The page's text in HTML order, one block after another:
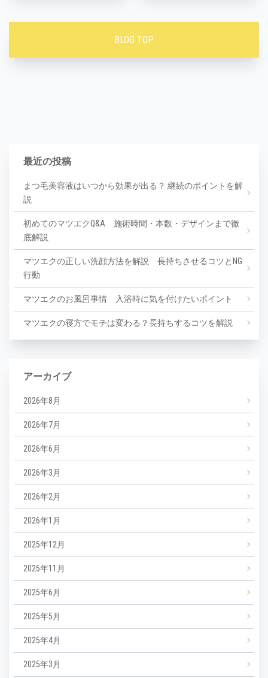
BLOG TOP
最近の投稿
まつ毛美容液はいつから効果が出る？ 継続のポイントを解
説
初めてのマツエクQ&A 施術時間・本数・デザインまで徹
底解説
マツエクの正しい洗顔方法を解説 長持ちさせるコツとNG
行動
マツエクのお風呂事情 入浴時に気を付けたいポイント
マツエクの寝方でモチは変わる？長持ちするコツを解説
アーカイブ
2026年8月
2026年7月
2026年6月
2026年3月
2026年2月
2026年1月
2025年12月
2025年11月
2025年6月
2025年5月
2025年4月
2025年3月